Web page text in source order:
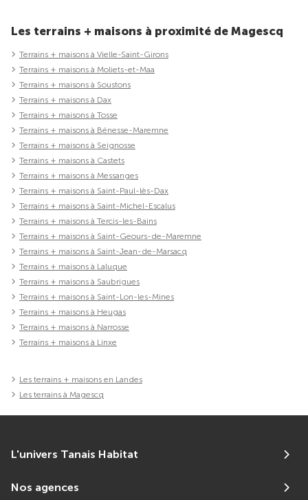
Les terrains + maisons à proximité de Magescq
Terrains + maisons à Vielle-Saint-Girons
Terrains + maisons à Moliets-et-Maa
Terrains + maisons à Soustons
Terrains + maisons à Dax
Terrains + maisons à Tosse
Terrains + maisons à Bénesse-Maremne
Terrains + maisons à Seignosse
Terrains + maisons à Castets
Terrains + maisons à Messanges
Terrains + maisons à Saint-Paul-lès-Dax
Terrains + maisons à Saint-Michel-Escalus
Terrains + maisons à Tercis-les-Bains
Terrains + maisons à Saint-Geours-de-Maremne
Terrains + maisons à Saint-Jean-de-Marsacq
Terrains + maisons à Laluque
Terrains + maisons à Saubrigues
Terrains + maisons à Saint-Lon-les-Mines
Terrains + maisons à Heugas
Terrains + maisons à Narrosse
Terrains + maisons à Linxe
Les terrains + maisons en Landes
Les terrains à Magescq
L'univers Tanais Habitat
Nos agences